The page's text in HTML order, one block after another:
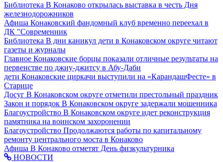
Библиотека В Конаково открылась выставка в честь Дня
железнодорожников
Афиша Конаковский фандомный клуб временно переехал в
ДК "Современник
Библиотека В дни каникул дети в Конаковском округе читают
газеты и журналы
Главное Конаковские борцы показали отличные результаты на
первенстве по джиу-джитсу в Абу-Даби
дети Конаковские циркачи выступили на «КарандашФесте» в
Старице
Досуг В Конаковском округе отметили престольный праздник
Закон и порядок В Конаковском округе задержали мошенника
Благоустройство В Конаковском округе идет реконструкция
памятника на воинском захоронении
Благоустройство Продолжаются работы по капитальному
ремонту центрального моста в Конаково
Афиша В Конаково отметят День физкультурника
НОВОСТИ